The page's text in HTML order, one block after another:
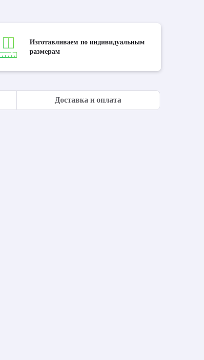
Изготавливаем по индивидуальным
размерам
Доставка и оплата